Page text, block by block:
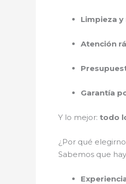
Limpieza
Atención
Garantía
Y lo mejor: todo
¿Por qué
Sabemos que